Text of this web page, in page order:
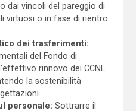
dai vincoli del pareggio di
virtuosi o in fase di rientro
dei trasferimenti:
del Fondo di
rinnovo dei CCNL
la sostenibilità
personale: Sottrarre il